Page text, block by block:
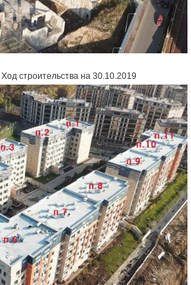
Ход строительства на 30.10.2019